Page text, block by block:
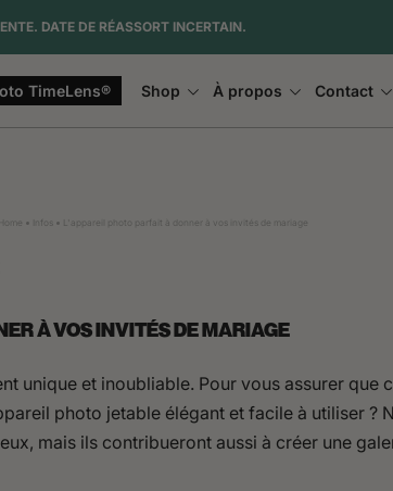
DATE DE RÉASSORT INCERTAIN.
TimeLens® Shop À propos Contact
Home Infos L'appareil photo parfait à donner à vos invités de mariage
À VOS INVITÉS DE MARIAGE
unique et inoubliable. Pour vous assurer que
photo jetable élégant et facile à utiliser ?
mais ils contribueront aussi à créer une